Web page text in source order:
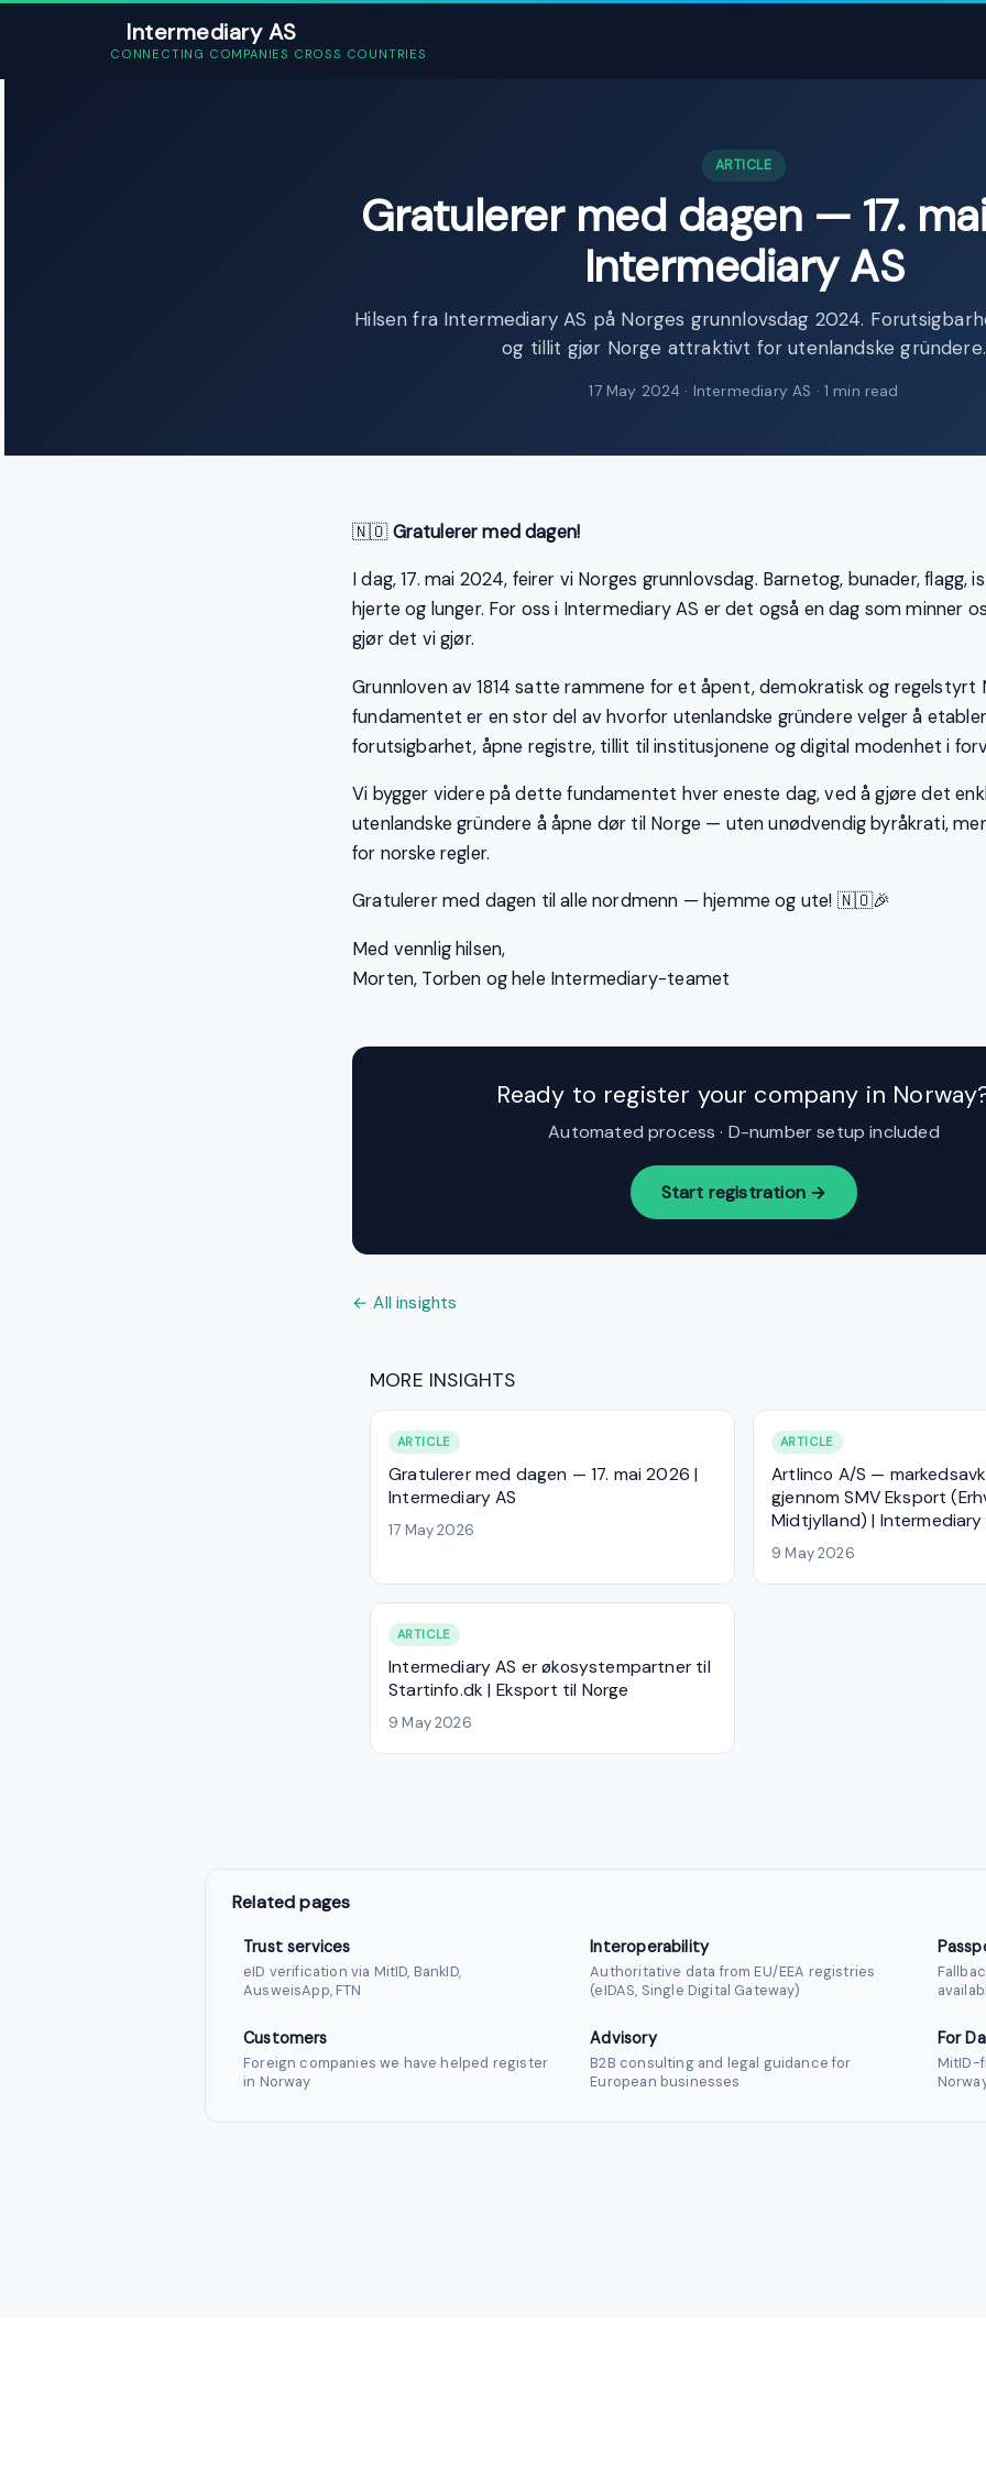
Intermediary AS
CONNECTING COMPANIES CROSS COUNTRIES
ARTICLE
Gratulerer med dagen — 17.
Intermediary AS
Hilsen fra Intermediary AS på Norges grunnlovsdag 2024.
og tillit gjør Norge attraktivt for utenlandske gründere.
17 May 2024 · Intermediary AS · 1 min read
🇳🇴Gratulerer med dagen!
I dag, 17. mai 2024, feirer vi Norges grunnlovsdag. Barnetog, bunader, flagg,
hjerte og lunger. For oss i Intermediary AS er det også en dag som minner
gjør det vi gjør.
Grunnloven av 1814 satte rammene for et åpent, demokratisk og regelstyrt
fundamentet er en stor del av hvorfor utenlandske gründere velger å
forutsigbarhet, åpne registre, tillit til institusjonene og digital modenhet i
Vi bygger videre på dette fundamentet hver eneste dag, ved å gjøre det
utenlandske gründere å åpne dør til Norge — uten unødvendig byråkrati,
for norske regler.
Gratulerer med dagen til alle nordmenn — hjemme og ute! 🇳🇴🎉
Med vennlig hilsen,
Morten, Torben og hele Intermediary-teamet
Ready to register your company in
Automated process · D-number setup included
Start registration →
← All insights
MORE INSIGHTS
ARTICLE
Gratulerer med dagen — 17. mai 2026 |
Intermediary AS
17 May 2026
ARTICLE
Artlinco A/S —
gjennom SMV Eksport
Midtjylland) | Intermediary
9 May 2026
ARTICLE
Intermediary AS er økosystempartner til
Startinfo.dk | Eksport til Norge
9 May 2026
Related pages
Trust services
eID verification via MitID, BankID,
AusweisApp, FTN
Interoperability
Authoritative data from EU/EEA registries
(eIDAS, Single Digital Gateway)
Customers
Foreign companies we have helped register
in Norway
Advisory
B2B consulting and legal guidance for
European businesses
For
MitID-